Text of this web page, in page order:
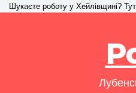
Шукаєте роботу у Хейлівщині? Тут